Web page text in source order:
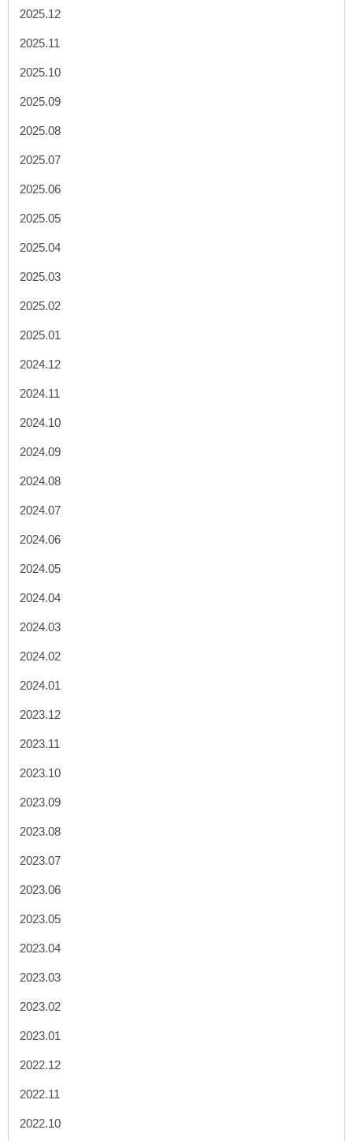
2025.12
2025.11
2025.10
2025.09
2025.08
2025.07
2025.06
2025.05
2025.04
2025.03
2025.02
2025.01
2024.12
2024.11
2024.10
2024.09
2024.08
2024.07
2024.06
2024.05
2024.04
2024.03
2024.02
2024.01
2023.12
2023.11
2023.10
2023.09
2023.08
2023.07
2023.06
2023.05
2023.04
2023.03
2023.02
2023.01
2022.12
2022.11
2022.10